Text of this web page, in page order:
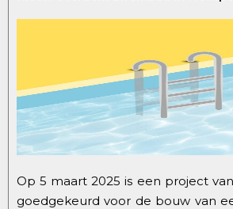
Op 5 maart 2025 is een project
goedgekeurd voor de bouw van